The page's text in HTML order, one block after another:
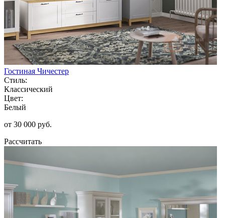
Гостиная Чичестер
Стиль:
Классический
Цвет:
Белый
от 30 000 руб.
Рассчитать